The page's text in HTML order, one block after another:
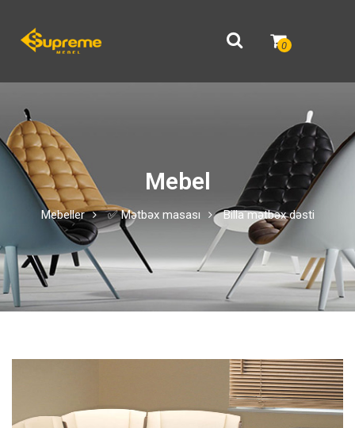
0
Mebel
Mebeller ✅ Mətbəx masası Billa mətbəx dəsti